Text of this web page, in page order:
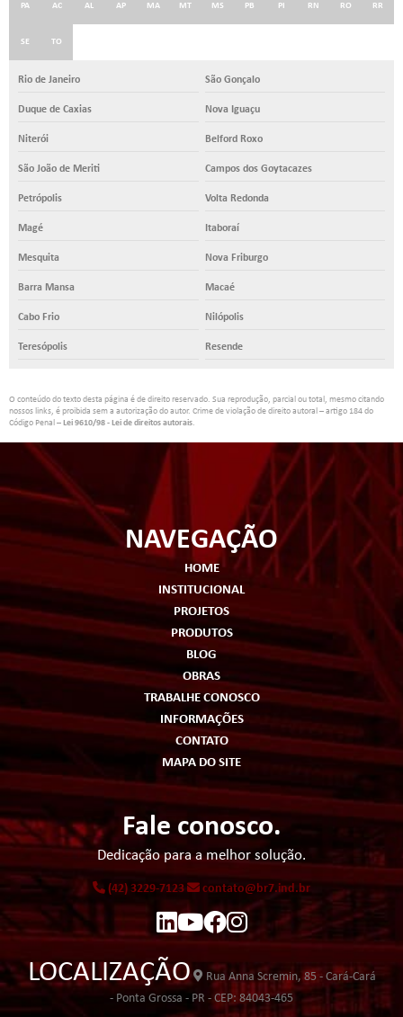
PA AC AL AP MA MT MS PB PI RN RO RR
SE TO
Rio de Janeiro São Gonçalo
Duque de Caxias Nova Iguaçu
Niterói Belford Roxo
São João de Meriti Campos dos Goytacazes
Petrópolis Volta Redonda
Magé Itaboraí
Mesquita Nova Friburgo
Barra Mansa Macaé
Cabo Frio Nilópolis
Teresópolis Resende
O conteúdo do texto desta página é de direito reservado. Sua reprodução, parcial ou total, mesmo citando
nossos links, é proibida sem a autorização do autor. Crime de violação de direito autoral – artigo 184 do
Código Penal –Lei 9610/98 - Lei de direitos autorais.
NAVEGAÇÃO
HOME
INSTITUCIONAL
PROJETOS
PRODUTOS
BLOG
OBRAS
TRABALHE CONOSCO
INFORMAÇÕES
CONTATO
MAPA DO SITE
Fale conosco.
Dedicação para a melhor solução.
(42) 3229-7123 contato@br7.ind.br
LOCALIZAÇÃO
Rua Anna Scremin, 85 - Cará-Cará
- Ponta Grossa - PR - CEP: 84043-465